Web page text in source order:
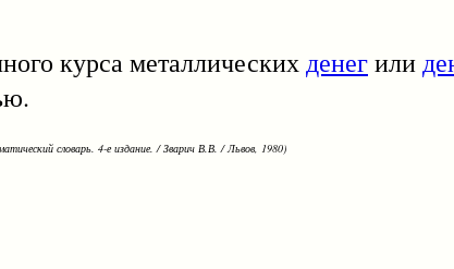
курса металлическихденегили
словарь. 4-е издание. / Зварич В.В. / Львов, 1980)